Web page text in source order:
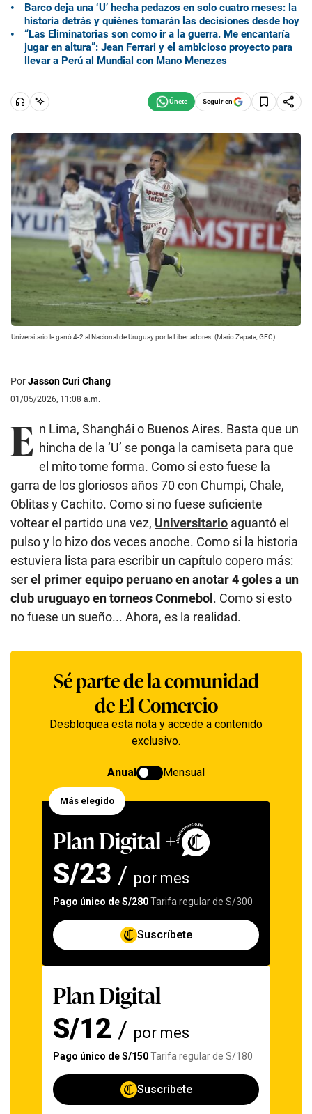
Barco deja una ‘U’ hecha pedazos en solo cuatro meses: la
historia detrás y quiénes tomarán las decisiones desde hoy
“Las Eliminatorias son como ir a la guerra. Me encantaría
jugar en altura”: Jean Ferrari y el ambicioso proyecto para
llevar a Perú al Mundial con Mano Menezes
Seguir en
Universitario le ganó 4-2 al Nacional de Uruguay por la Libertadores. (Mario Zapata, GEC).
PorJasson Curi Chang
01/05/2026, 11:08 a.m.
E n Lima, Shanghái o Buenos Aires. Basta que un
hincha de la ‘U’ se ponga la camiseta para que
el mito tome forma. Como si esto fuese la
garra de los gloriosos años 70 con Chumpi, Chale,
Oblitas y Cachito. Como si no fuese suficiente
voltear el partido una vez, Universitario aguantó el
pulso y lo hizo dos veces anoche. Como si la historia
estuviera lista para escribir un capítulo copero más:
serel primer equipo peruano en anotar 4 goles a un
club uruguayo en torneos Conmebol. Como si esto
no fuese un sueño... Ahora, es la realidad.